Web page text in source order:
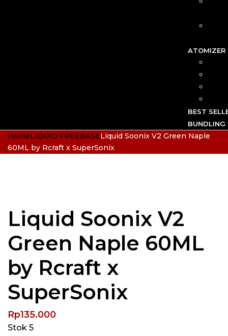
ATOMIZER
BEST
BUNDLING
HomeLIQUID FREEBASELiquid Soonix V2 Green Naple
60ML by Rcraft x SuperSonix
Liquid Soonix V2
Green Naple 60ML
by Rcraft x
SuperSonix
Rp135.000
Stok 5